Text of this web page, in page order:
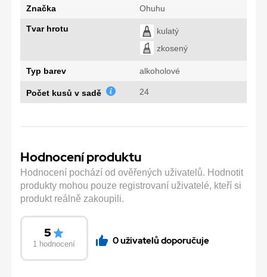
Značka Ohuhu
Tvar hrotu
kulatý
zkosený
Typ barev alkoholové
Počet kusů v sadě 24
Hodnocení produktu
Hodnocení pochází od ověřených uživatelů. Hodnotit
produkty mohou pouze registrovaní uživatelé, kteří si
produkt reálně zakoupili.
5
1 hodnocení 0 uživatelů doporučuje